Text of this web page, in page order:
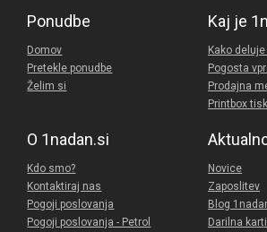
Ponudbe
Domov
Pretekle ponudbe
Želim si
Kaj je
Kako
Pogosta
Prodajna
Printbox
O 1nadan.si
Kdo smo?
Kontaktiraj nas
Pogoji poslovanja
Pogoji poslovanja - Petrol
Novice
Zaposlitev
Blog
Darilna